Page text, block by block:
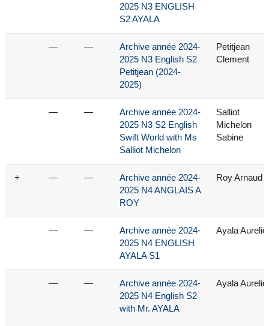
2025 N3 ENGLISH
S2 AYALA
— —
Archive année 2024-
2025 N3 English S2
Petitjean (2024-
2025)
Petitjean
Clement
— —
Archive année 2024-
2025 N3 S2 English
Swift World with Ms
Salliot Michelon
Salliot
Michelon
Sabine
+ — —
Archive année 2024-
2025 N4 ANGLAIS A
ROY
Roy Arnaud
— —
Archive année 2024-
2025 N4 ENGLISH
AYALA S1
Ayala Aurelio
— —
Archive année 2024-
2025 N4 English S2
with Mr. AYALA
Ayala Aurelio